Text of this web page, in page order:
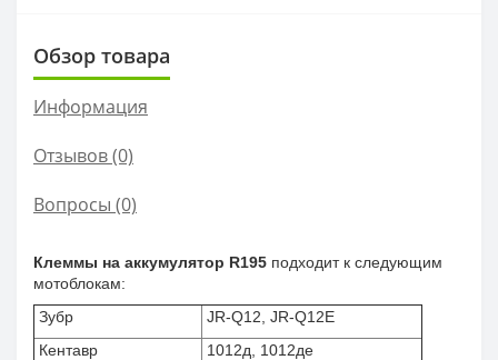
Обзор товара
Информация
Отзывов (0)
Вопросы (0)
Клеммы на аккумулятор R195 подходит к следующим
мотоблокам:
Зубр
JR-Q12, JR-Q12E
Кентавр
1012д, 1012де